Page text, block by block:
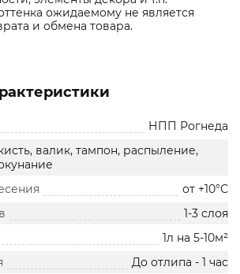
ожидаемому не является
и обмена товара.
НПП Рогнеда
валик, тампон, распыление,
от +10°С
1-3 слоя
1л на 5-10м²
До отлипа - 1 час